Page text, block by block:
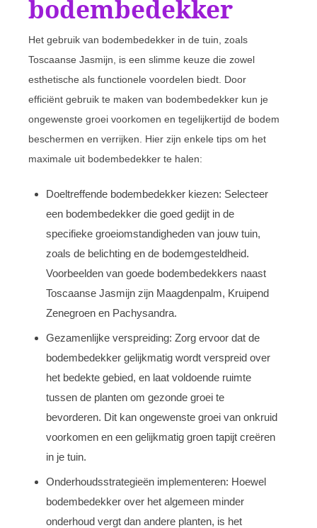
bodembedekker
Het gebruik van bodembedekker in de tuin, zoals
Toscaanse Jasmijn, is een slimme keuze die zowel
esthetische als functionele voordelen biedt. Door
efficiënt gebruik te maken van bodembedekker kun je
ongewenste groei voorkomen en tegelijkertijd de bodem
beschermen en verrijken. Hier zijn enkele tips om het
maximale uit bodembedekker te halen:
Doeltreffende bodembedekker kiezen: Selecteer
een bodembedekker die goed gedijt in de
specifieke groeiomstandigheden van jouw tuin,
zoals de belichting en de bodemgesteldheid.
Voorbeelden van goede bodembedekkers naast
Toscaanse Jasmijn zijn Maagdenpalm, Kruipend
Zenegroen en Pachysandra.
Gezamenlijke verspreiding: Zorg ervoor dat de
bodembedekker gelijkmatig wordt verspreid over
het bedekte gebied, en laat voldoende ruimte
tussen de planten om gezonde groei te
bevorderen. Dit kan ongewenste groei van onkruid
voorkomen en een gelijkmatig groen tapijt creëren
in je tuin.
Onderhoudsstrategieën implementeren: Hoewel
bodembedekker over het algemeen minder
onderhoud vergt dan andere planten, is het